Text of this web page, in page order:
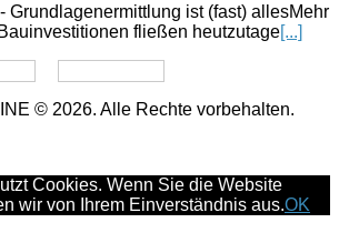
Grundlagenermittlung ist (fast) allesMehr
fließen heutzutage[...]
© 2026. Alle Rechte vorbehalten.
Cookies. Wenn Sie die Website
wir von Ihrem Einverständnis aus.OK